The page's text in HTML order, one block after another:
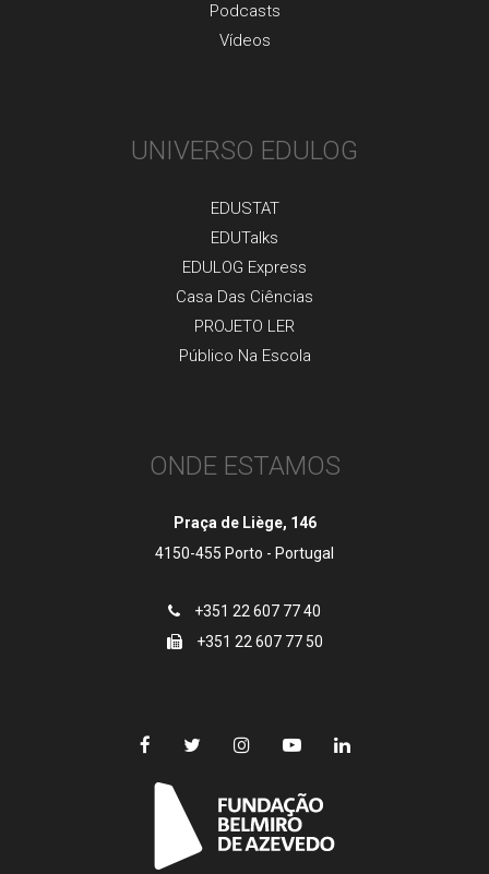
Podcasts
Vídeos
UNIVERSO EDULOG
EDUSTAT
EDUTalks
EDULOG Express
Casa Das Ciências
PROJETO LER
Público Na Escola
ONDE ESTAMOS
Praça de Liège, 146
4150-455 Porto - Portugal
+351 22 607 77 40
+351 22 607 77 50